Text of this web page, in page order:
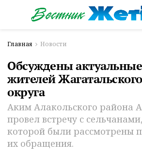
Главная Новости
Обсуждены
жителей
округа
Аким Алакольского района
провел встречу с
которой были рассмотрены
их обращения.